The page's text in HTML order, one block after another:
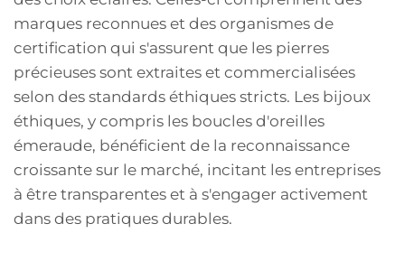
marques reconnues et des organismes de
certification qui s'assurent que les pierres
précieuses sont extraites et commercialisées
selon des standards éthiques stricts. Les bijoux
éthiques, y compris les boucles d'oreilles
émeraude, bénéficient de la reconnaissance
croissante sur le marché, incitant les entreprises
à être transparentes et à s'engager activement
dans des pratiques durables.